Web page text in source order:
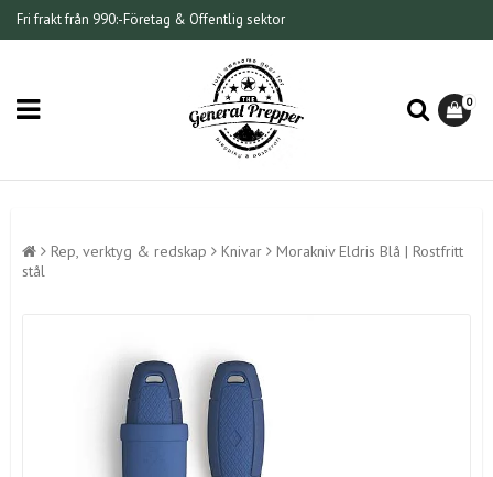
Fri frakt från 990:-Företag & Offentlig sektor
0
Rep, verktyg & redskap Knivar
Morakniv Eldris Blå | Rostfritt
stål